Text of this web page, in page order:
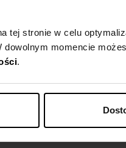
tej stronie w celu
momencie
.